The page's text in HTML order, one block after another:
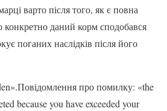
варто після того, як є повна
конкретно даний корм сподобався
поганих наслідків після його
про помилку: «the
because you have exceeded your